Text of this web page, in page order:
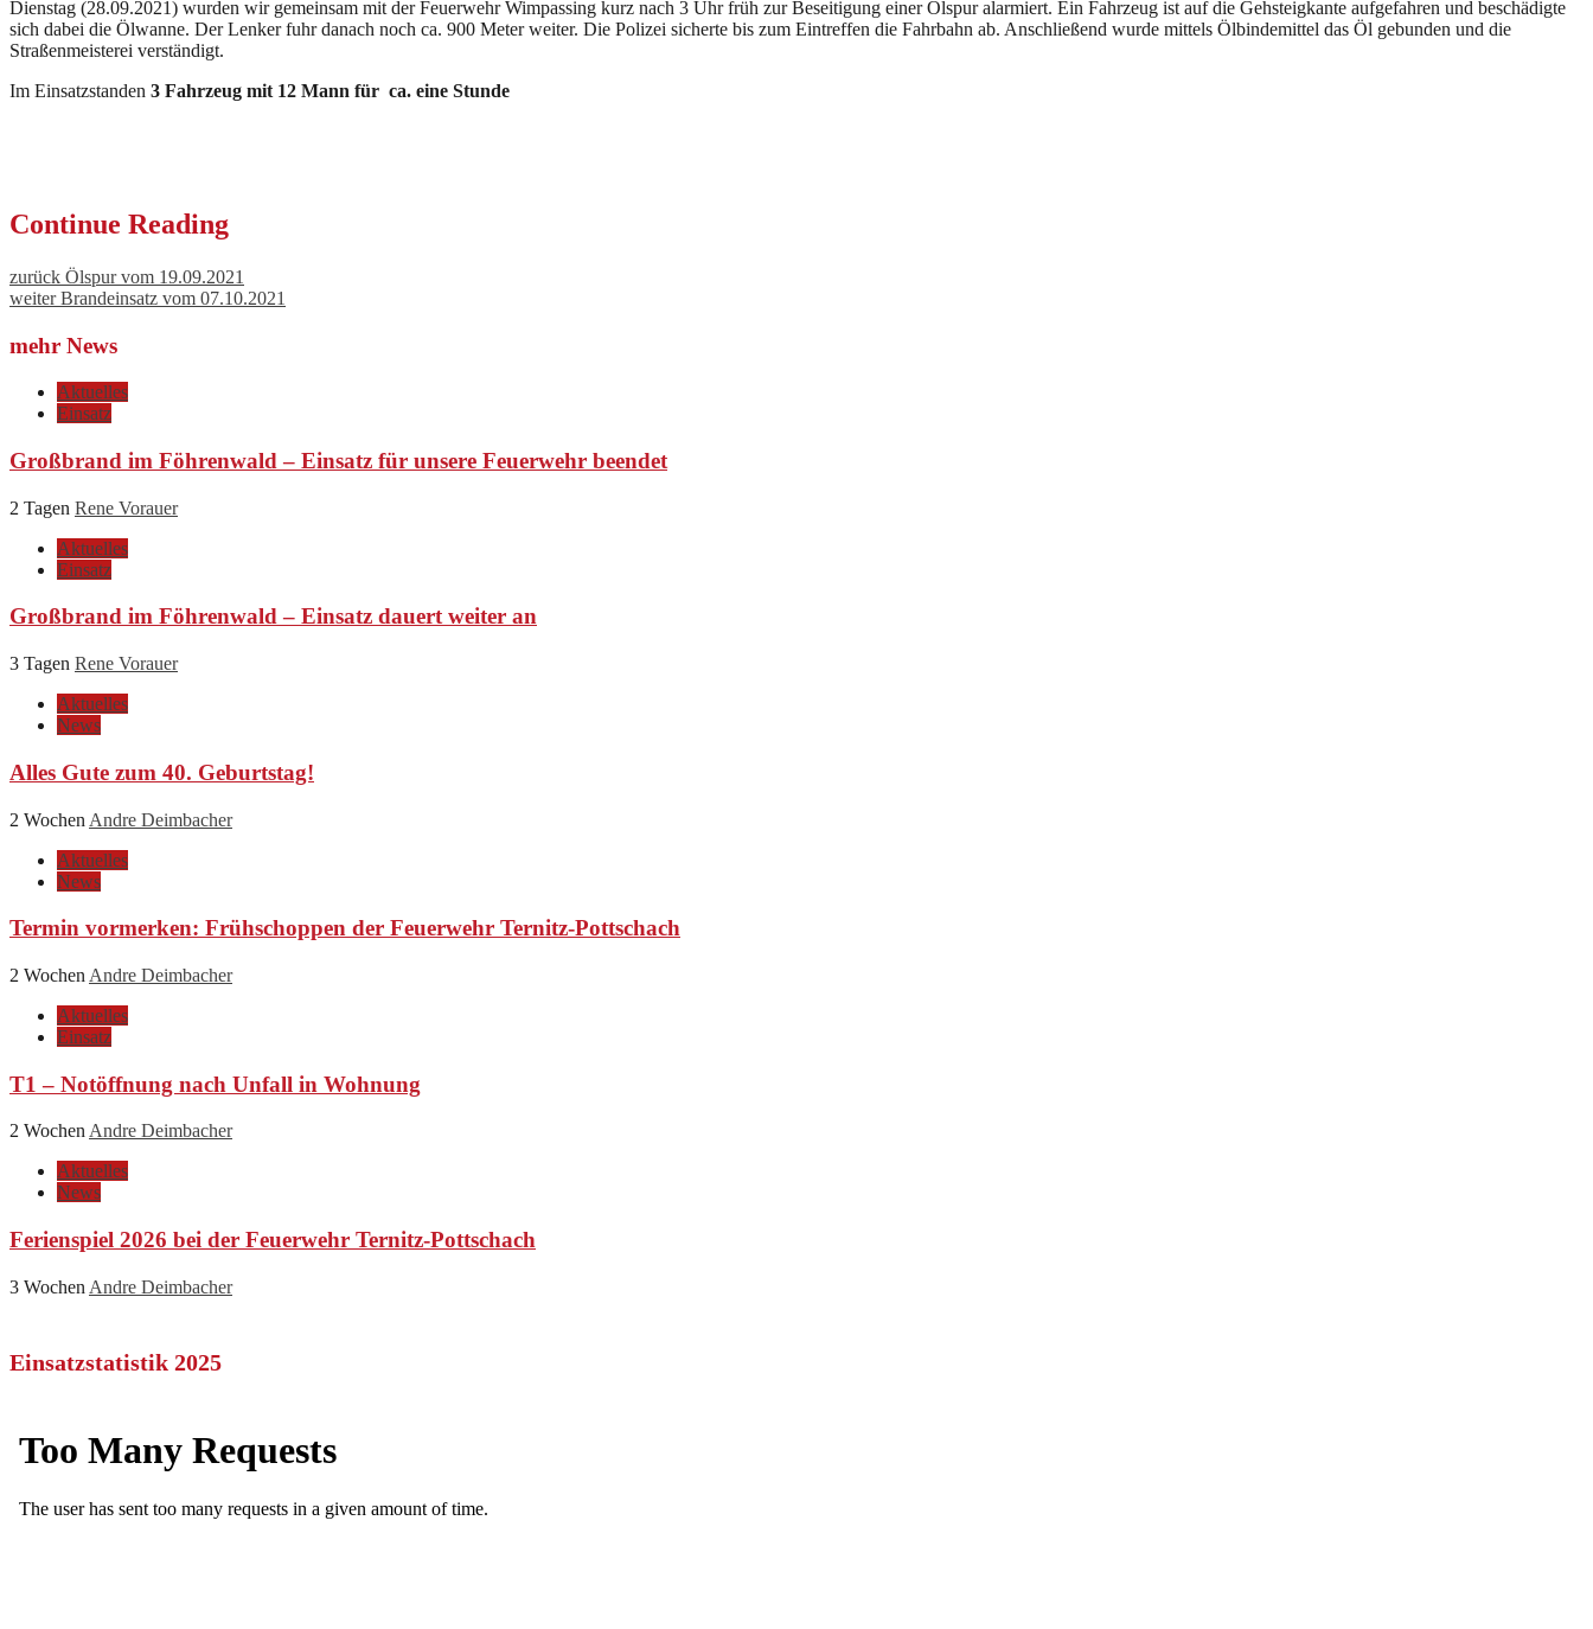
Dienstag (28.09.2021) wurden wir gemeinsam mit der Feuerwehr Wimpassing kurz nach 3 Uhr früh zur Beseitigung einer Ölspur alarmiert. Ein Fahrzeug ist auf die Gehsteigkante aufgefahren und beschädigte
sich dabei die Ölwanne. Der Lenker fuhr danach noch ca. 900 Meter weiter. Die Polizei sicherte bis zum Eintreffen die Fahrbahn ab. Anschließend wurde mittels Ölbindemittel das Öl gebunden und die
Straßenmeisterei verständigt.
Im Einsatzstanden 3 Fahrzeug mit 12 Mann für ca. eine Stunde
Continue Reading
zurück Ölspur vom 19.09.2021
weiterBrandeinsatz vom 07.10.2021
mehr News
Aktuelles
Einsatz
Großbrand im Föhrenwald – Einsatz für unsere Feuerwehr beendet
2 Tagen Rene Vorauer
Aktuelles
Einsatz
Großbrand im Föhrenwald – Einsatz dauert weiter an
3 Tagen Rene Vorauer
Aktuelles
News
Alles Gute zum 40. Geburtstag!
2 Wochen Andre Deimbacher
Aktuelles
News
Termin vormerken: Frühschoppen der Feuerwehr Ternitz-Pottschach
2 Wochen Andre Deimbacher
Aktuelles
Einsatz
T1 – Notöffnung nach Unfall in Wohnung
2 WochenAndre Deimbacher
Aktuelles
News
Ferienspiel 2026 bei der Feuerwehr Ternitz-Pottschach
3 Wochen Andre Deimbacher
Einsatzstatistik 2025